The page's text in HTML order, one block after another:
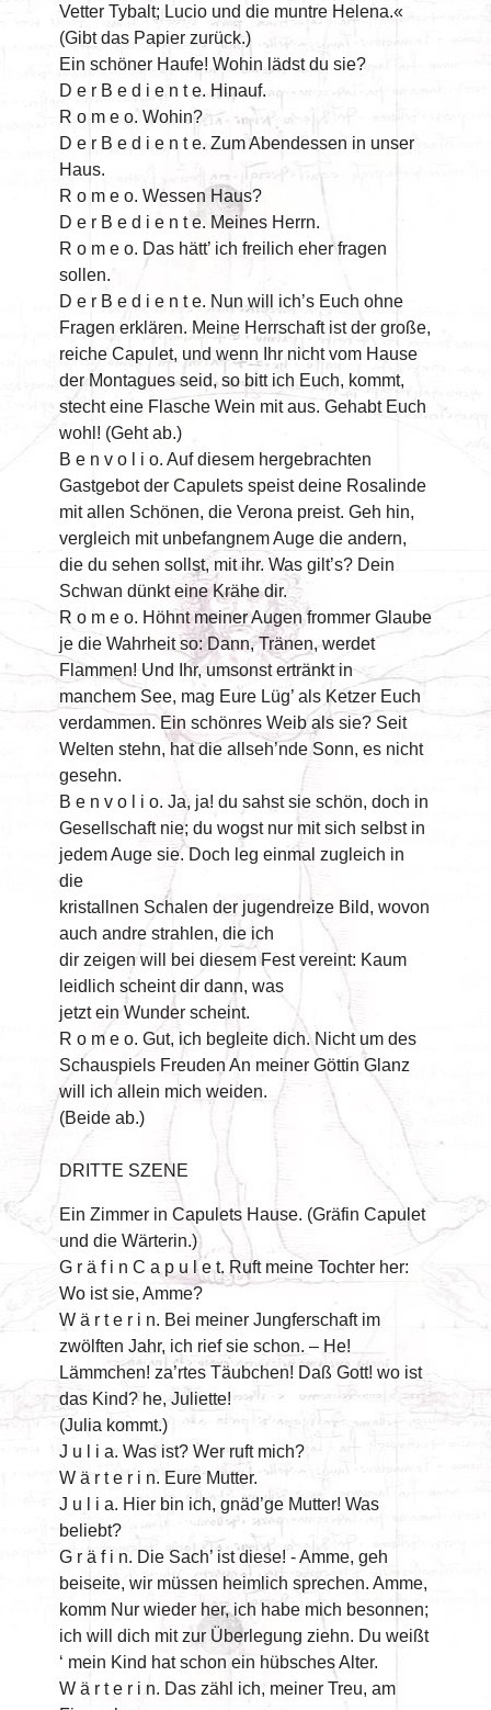
Vetter Tybalt; Lucio und die muntre Helena.«
(Gibt das Papier zurück.)
Ein schöner Haufe! Wohin lädst du sie?
D e r B e d i e n t e. Hinauf.
R o m e o. Wohin?
D e r B e d i e n t e. Zum Abendessen in unser
Haus.
R o m e o. Wessen Haus?
D e r B e d i e n t e. Meines Herrn.
R o m e o. Das hätt’ ich freilich eher fragen
sollen.
D e r B e d i e n t e. Nun will ich’s Euch ohne
Fragen erklären. Meine Herrschaft ist der große,
reiche Capulet, und wenn Ihr nicht vom Hause
der Montagues seid, so bitt ich Euch, kommt,
stecht eine Flasche Wein mit aus. Gehabt Euch
wohl! (Geht ab.)
B e n v o l i o. Auf diesem hergebrachten
Gastgebot der Capulets speist deine Rosalinde
mit allen Schönen, die Verona preist. Geh hin,
vergleich mit unbefangnem Auge die andern,
die du sehen sollst, mit ihr. Was gilt’s? Dein
Schwan dünkt eine Krähe dir.
R o m e o. Höhnt meiner Augen frommer Glaube
je die Wahrheit so: Dann, Tränen, werdet
Flammen! Und Ihr, umsonst ertränkt in
manchem See, mag Eure Lüg’ als Ketzer Euch
verdammen. Ein schönres Weib als sie? Seit
Welten stehn, hat die allseh’nde Sonn, es nicht
gesehn.
B e n v o l i o. Ja, ja! du sahst sie schön, doch in
Gesellschaft nie; du wogst nur mit sich selbst in
jedem Auge sie. Doch leg einmal zugleich in
die
kristallnen Schalen der jugendreize Bild, wovon
auch andre strahlen, die ich
dir zeigen will bei diesem Fest vereint: Kaum
leidlich scheint dir dann, was
jetzt ein Wunder scheint.
R o m e o. Gut, ich begleite dich. Nicht um des
Schauspiels Freuden An meiner Göttin Glanz
will ich allein mich weiden.
(Beide ab.)
DRITTE SZENE
Ein Zimmer in Capulets Hause. (Gräfin Capulet
und die Wärterin.)
G r ä f i n C a p u l e t. Ruft meine Tochter her:
Wo ist sie, Amme?
W ä r t e r i n. Bei meiner Jungferschaft im
zwölften Jahr, ich rief sie schon. – He!
Lämmchen! za’rtes Täubchen! Daß Gott! wo ist
das Kind? he, Juliette!
(Julia kommt.)
J u l i a. Was ist? Wer ruft mich?
W ä r t e r i n. Eure Mutter.
J u l i a. Hier bin ich, gnäd’ge Mutter! Was
beliebt?
G r ä f i n. Die Sach’ ist diese! - Amme, geh
beiseite, wir müssen heimlich sprechen. Amme,
komm Nur wieder her, ich habe mich besonnen;
ich will dich mit zur Überlegung ziehn. Du weißt
‘ mein Kind hat schon ein hübsches Alter.
W ä r t e r i n. Das zähl ich, meiner Treu, am